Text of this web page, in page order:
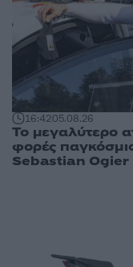
16:4205.08.26
Το μεγαλύτερο
φορές
Sebastian Ogier